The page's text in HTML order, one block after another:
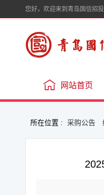
您好，欢迎来到青岛国信招投
网站首页
所在位置 : 采购公告